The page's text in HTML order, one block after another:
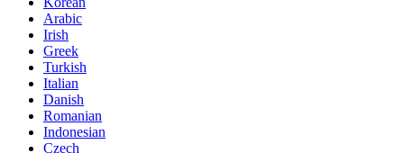
Arabic
Irish
Greek
Turkish
Italian
Danish
Romanian
Indonesian
Czech